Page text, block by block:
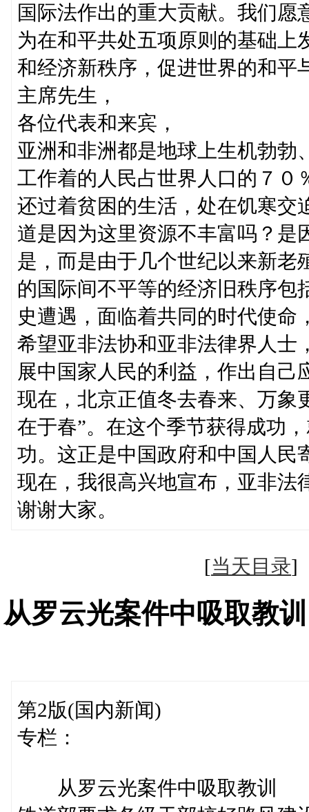
国际法作出的重大贡献。我们
为在和平共处五项原则的基础上
和经济新秩序，促进世界的和平
主席先生，
各位代表和来宾，
亚洲和非洲都是地球上生机勃勃
工作着的人民占世界人口的７０
还过着贫困的生活，处在饥寒交
道是因为这里资源不丰富吗？是
是，而是由于几个世纪以来新老
的国际间不平等的经济旧秩序包
史遭遇，面临着共同的时代使
希望亚非法协和亚非法律界人士
展中国家人民的利益，作出自己
现在，北京正值冬去春来、万象
在于春”。在这个季节获得成功
功。这正是中国政府和中国人民
现在，我很高兴地宣布，亚非法
谢谢大家。
[当天目录
从罗云光案件中吸取教
第2版(国内新闻)
专栏：
从罗云光案件中吸取教训